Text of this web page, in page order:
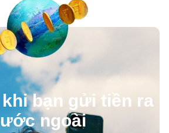
bạn gửi tiền ra
ngoài